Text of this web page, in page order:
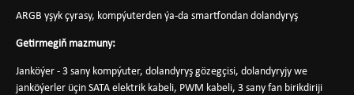
ARGB yşyk çyrasy, kompýuterden ýa-da smartfondan dolandyryş
Getirmegiň mazmuny:
Janköýer - 3 sany kompýuter, dolandyryş gözegçisi, dolandyryjy we
janköýerler üçin SATA elektrik kabeli, PWM kabeli, 3 sany fan birikdiriji